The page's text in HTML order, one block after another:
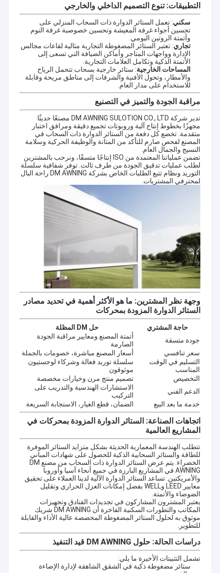
التطبيقات: تنوع التصميم الداخلي والخارجي
سكني: تعمل الستائر الدوارة ذات السحاب المنزلي على
تحسين أجواء غرفة المعيشة وتحسين خصوصية غرفة النوم
وأتمتة الروتين اليومي.
تجاري: تعتبر الستائر المضغوطة التجارية مثالية لقاعات مجالس
الإدارة وواجهات المتاجر وأماكن الضيافة التي تسعى إلى
الأتمتة الذكية وتكامل العلامات التجارية.
المساحات الخارجية: ستائر خارجية بسحاب تتحمل الرياح
والأمطار، وتحول الأفنية والشرفات إلى مناطق مريحة وقابلة
للاستخدام على مدار العام.
مراقبة الجودة والتميز في التصنيع
تدير شركة DM AWNING SULOTION CO., LTD مصنعًا حديثًا
مجهزًا بخطوط إنتاج آلية وروبوتات تجميع دقيقة ومرافق اختبار
متقدمة. تخضع كل دفعة من الستائر الدوارة ذات السحاب في
المصنع لفحص صارم للتأكد من المتانة والوظيفة الحركية وسلامة
النسيج والجمال العام.
تضمن عملياتنا المعتمدة من ISO إنتاجًا متسقًا، ونرحب بالمشترين
لطلب عمليات تدقيق الجودة من طرف ثالث. توفر شفافية سلسلة
التوريد ونظام تتبع الطلبات الخاص بشركة DM AWNING راحة البال
لمحترفي المشتريات.
وجهة نظر المشترين: ما هو الأكثر أهمية في تحديد مصادر
الستائر الدوارة المزودة بمحركات
حاجة المشتري
حل DM المظلة
جودة متسقة
أتمتة المصنع ومعايير مراقبة الجودة
الصارمة
سعر تنافسي
أسعار المصنع مباشرة، خصومات بالجملة
التسليم في الوقت
المناسب
سلسلة توريد فعالة وشركاء لوجستيون
موثوقون
التخصيص
تصميم منتج مرن وخيارات مخصصة
الدعم الفني
الاستشارات الهندسية والتدريب على
التركيب
خدمة ما بعد البيع
الضمان، قطع الغيار، الاستجابة السريعة
اتجاهات الصناعة: الستائر الدوارة المزودة بمحركات في
المشاريع العالمية
تتطلب الهندسة المعمارية الحديثة بشكل متزايد الستائر الموفرة
للطاقة والستائر السحابية الذكية للحصول على شهادات المباني
الخضراء. يتم عرض الستائر الدوارة ذات السحاب من مصنع DM
AWNING في المشاريع البارزة في جميع أنحاء آسيا وأوروبا
والأمريكتين. تساعد الستائر الدوارة الآلية لدينا العملاء على تحقيق
معايير LEED وWELL بفضل إمكانات العزل الحراري وتقليل
الضوضاء والأتمتة.
يعتبر المشترون المشاركون في تجديدات الفنادق وتجهيزات
المكاتب والتطورات السكنية الفاخرة أن DM AWNING شريك
موثوق به لحلول الستائر المضغوطة المخصصة عالية الأداء والقابلة
للتطوير.
دراسات الحالة: حلول DM AWNING قيد التنفيذ
تشمل التثبيتات الأخيرة ما يلي:
ستائر مضغوطة ذكية في الشقق الشاهقة لإدارة الإضاءة